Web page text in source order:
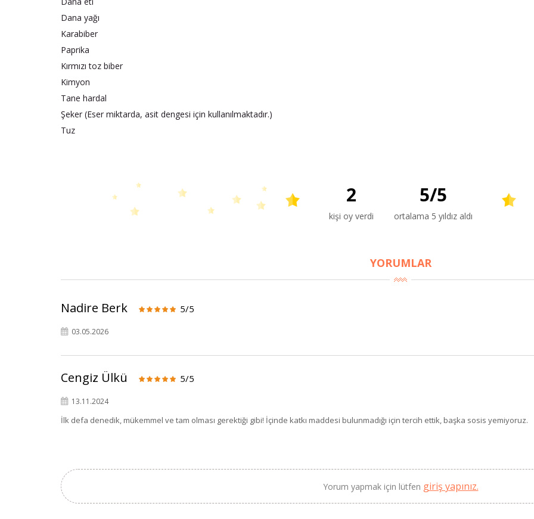
Dana yağı
Karabiber
Paprika
Kırmızı toz biber
Kimyon
Tane hardal
Şeker (Eser miktarda, asit dengesi için kullanılmaktadır.)
Tuz
2
kişi oy verdi
5/5
ortalama 5 yıldız aldı
YORUMLAR
Nadire Berk 5/5
03.05.2026
Cengiz Ülkü 5/5
13.11.2024
İlk defa denedik, mükemmel ve tam olması gerektiği gibi! İçinde katkı maddesi bulunmadığı için tercih ettik, başka sosis yemiyoruz.
Yorum yapmak için lütfen giriş yapınız.
Sızma Zeytinyağı (2025